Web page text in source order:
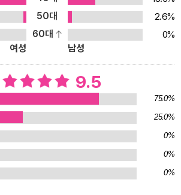
50대
2.6%
60대
0%
여성
남성
9.5
75.0%
25.0%
0%
0%
0%